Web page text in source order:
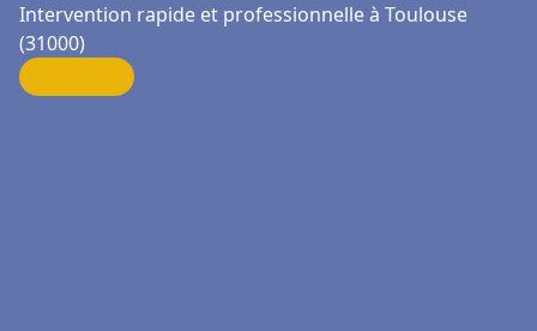
Intervention rapide et professionnelle à Toulouse
(31000)